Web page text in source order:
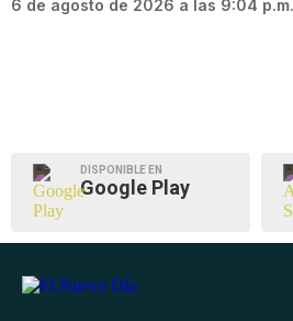
6 de agosto de 2026 a las 9:04 p.m.
DISPONIBLE EN
Google Play